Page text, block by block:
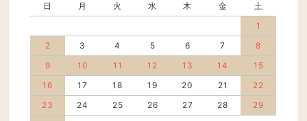
日 月 火 水 木 金
土
1
2
3 4 5 6 7
8
9
10 11 12 13 14
15
16
17 18 19 20 21
22
23
24 25 26 27 28
29